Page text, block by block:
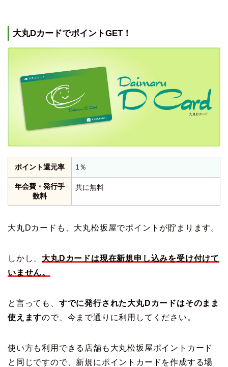
大丸DカードでポイントGET！
ポイント還元率 1％
年会費・発行手
数料
共に無料
大丸Dカードも、大丸松坂屋でポイントが貯まります。
しかし、 大丸Dカードは現在新規申し込みを受け付けて
いません。
と言っても、 すでに発行された大丸Dカードはそのまま
使えますので、今まで通りに利用してください。
使い方も利用できる店舗も大丸松坂屋ポイントカード
と同じですので、新規にポイントカードを作成する場